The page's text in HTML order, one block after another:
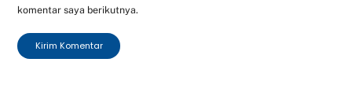
komentar saya berikutnya.